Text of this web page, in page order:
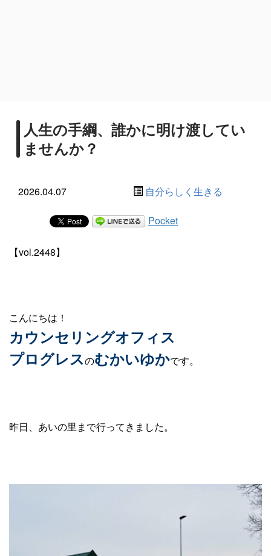
人生の手綱、誰かに明け渡してい
ませんか？
2026.04.07 自分らしく生きる
Pocket
【vol.2448】
こんにちは！
カウンセリングオフィス
プログレスのむかいゆかです。
昨日、あいの里まで行ってきました。